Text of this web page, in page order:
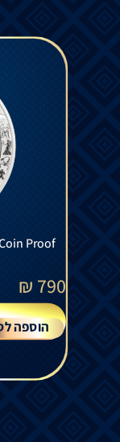
Proof
790
₪
הוספה